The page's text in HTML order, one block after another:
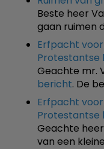
Beste heer
gaan ruimen
Erfpacht
Protestantse
Geachte mr.
bericht. De
Erfpacht
Protestantse
Geachte
van een